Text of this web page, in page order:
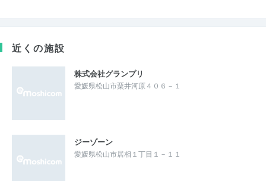
近くの施設
株式会社グランプリ
愛媛県松山市粟井河原４０６－１
ジーゾーン
愛媛県松山市居相１丁目１－１１